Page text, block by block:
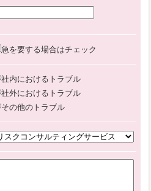
急を要する場合はチェック
社内におけるトラブル
社外におけるトラブル
その他のトラブル